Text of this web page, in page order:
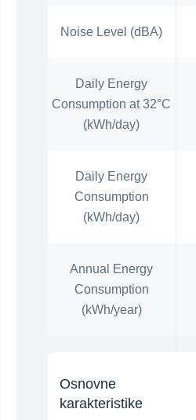
Noise Level (dBA)
Daily Energy
Consumption at 32°C
(kWh/day)
Daily Energy
Consumption
(kWh/day)
Annual Energy
Consumption
(kWh/year)
Osnovne
karakteristike